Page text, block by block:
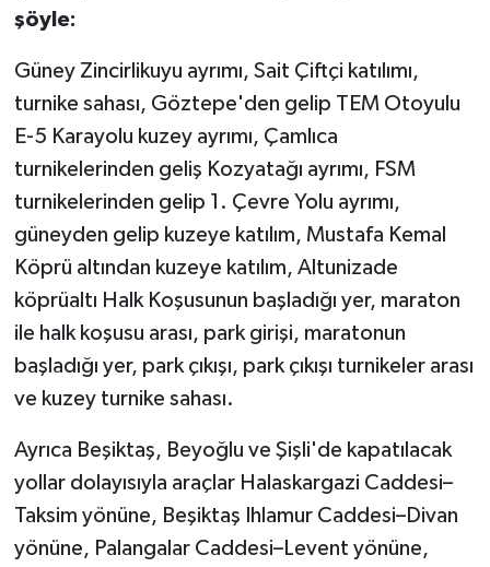
şöyle:
Güney Zincirlikuyu ayrımı, Sait Çiftçi katılımı,
turnike sahası, Göztepe'den gelip TEM Otoyulu
E-5 Karayolu kuzey ayrımı, Çamlıca
turnikelerinden geliş Kozyatağı ayrımı, FSM
turnikelerinden gelip 1. Çevre Yolu ayrımı,
güneyden gelip kuzeye katılım, Mustafa Kemal
Köprü altından kuzeye katılım, Altunizade
köprüaltı Halk Koşusunun başladığı yer, maraton
ile halk koşusu arası, park girişi, maratonun
başladığı yer, park çıkışı, park çıkışı turnikeler arası
ve kuzey turnike sahası.
Ayrıca Beşiktaş, Beyoğlu ve Şişli'de kapatılacak
yollar dolayısıyla araçlar Halaskargazi Caddesi–
Taksim yönüne, Beşiktaş Ihlamur Caddesi–Divan
yönüne, Palangalar Caddesi–Levent yönüne,